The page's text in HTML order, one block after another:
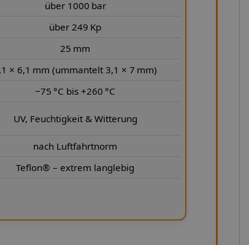
über 1000 bar
über 249 Kp
25 mm
× 6,1 mm (ummantelt 3,1 × 7 mm)
−75 °C bis +260 °C
UV, Feuchtigkeit & Witterung
nach Luftfahrtnorm
Teflon® – extrem langlebig